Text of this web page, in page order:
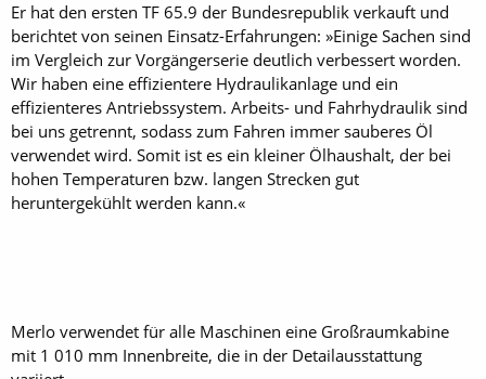
Er hat den ersten TF 65.9 der Bundesrepublik verkauft und
berichtet von seinen Einsatz-Erfahrungen: »Einige Sachen sind
im Vergleich zur Vorgängerserie deutlich verbessert worden.
Wir haben eine effizientere Hydraulikanlage und ein
effizienteres Antriebssystem. Arbeits- und Fahrhydraulik sind
bei uns getrennt, sodass zum Fahren immer sauberes Öl
verwendet wird. Somit ist es ein kleiner Ölhaushalt, der bei
hohen Temperaturen bzw. langen Strecken gut
heruntergekühlt werden kann.«
Merlo verwendet für alle Maschinen eine Großraumkabine
mit 1 010 mm Innenbreite, die in der Detailausstattung